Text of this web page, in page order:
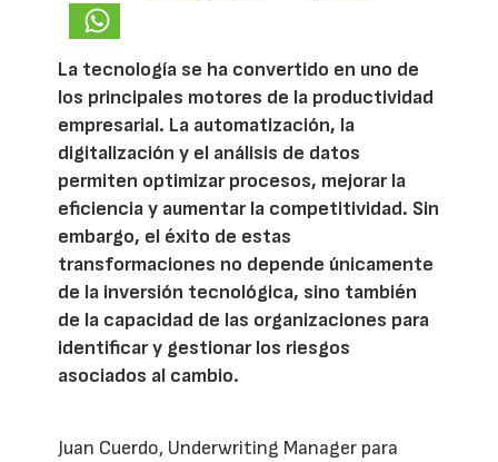
La tecnología se ha convertido en uno de
los principales motores de la productividad
empresarial. La automatización, la
digitalización y el análisis de datos
permiten optimizar procesos, mejorar la
eficiencia y aumentar la competitividad. Sin
embargo, el éxito de estas
transformaciones no depende únicamente
de la inversión tecnológica, sino también
de la capacidad de las organizaciones para
identificar y gestionar los riesgos
asociados al cambio.
Juan Cuerdo, Underwriting Manager para